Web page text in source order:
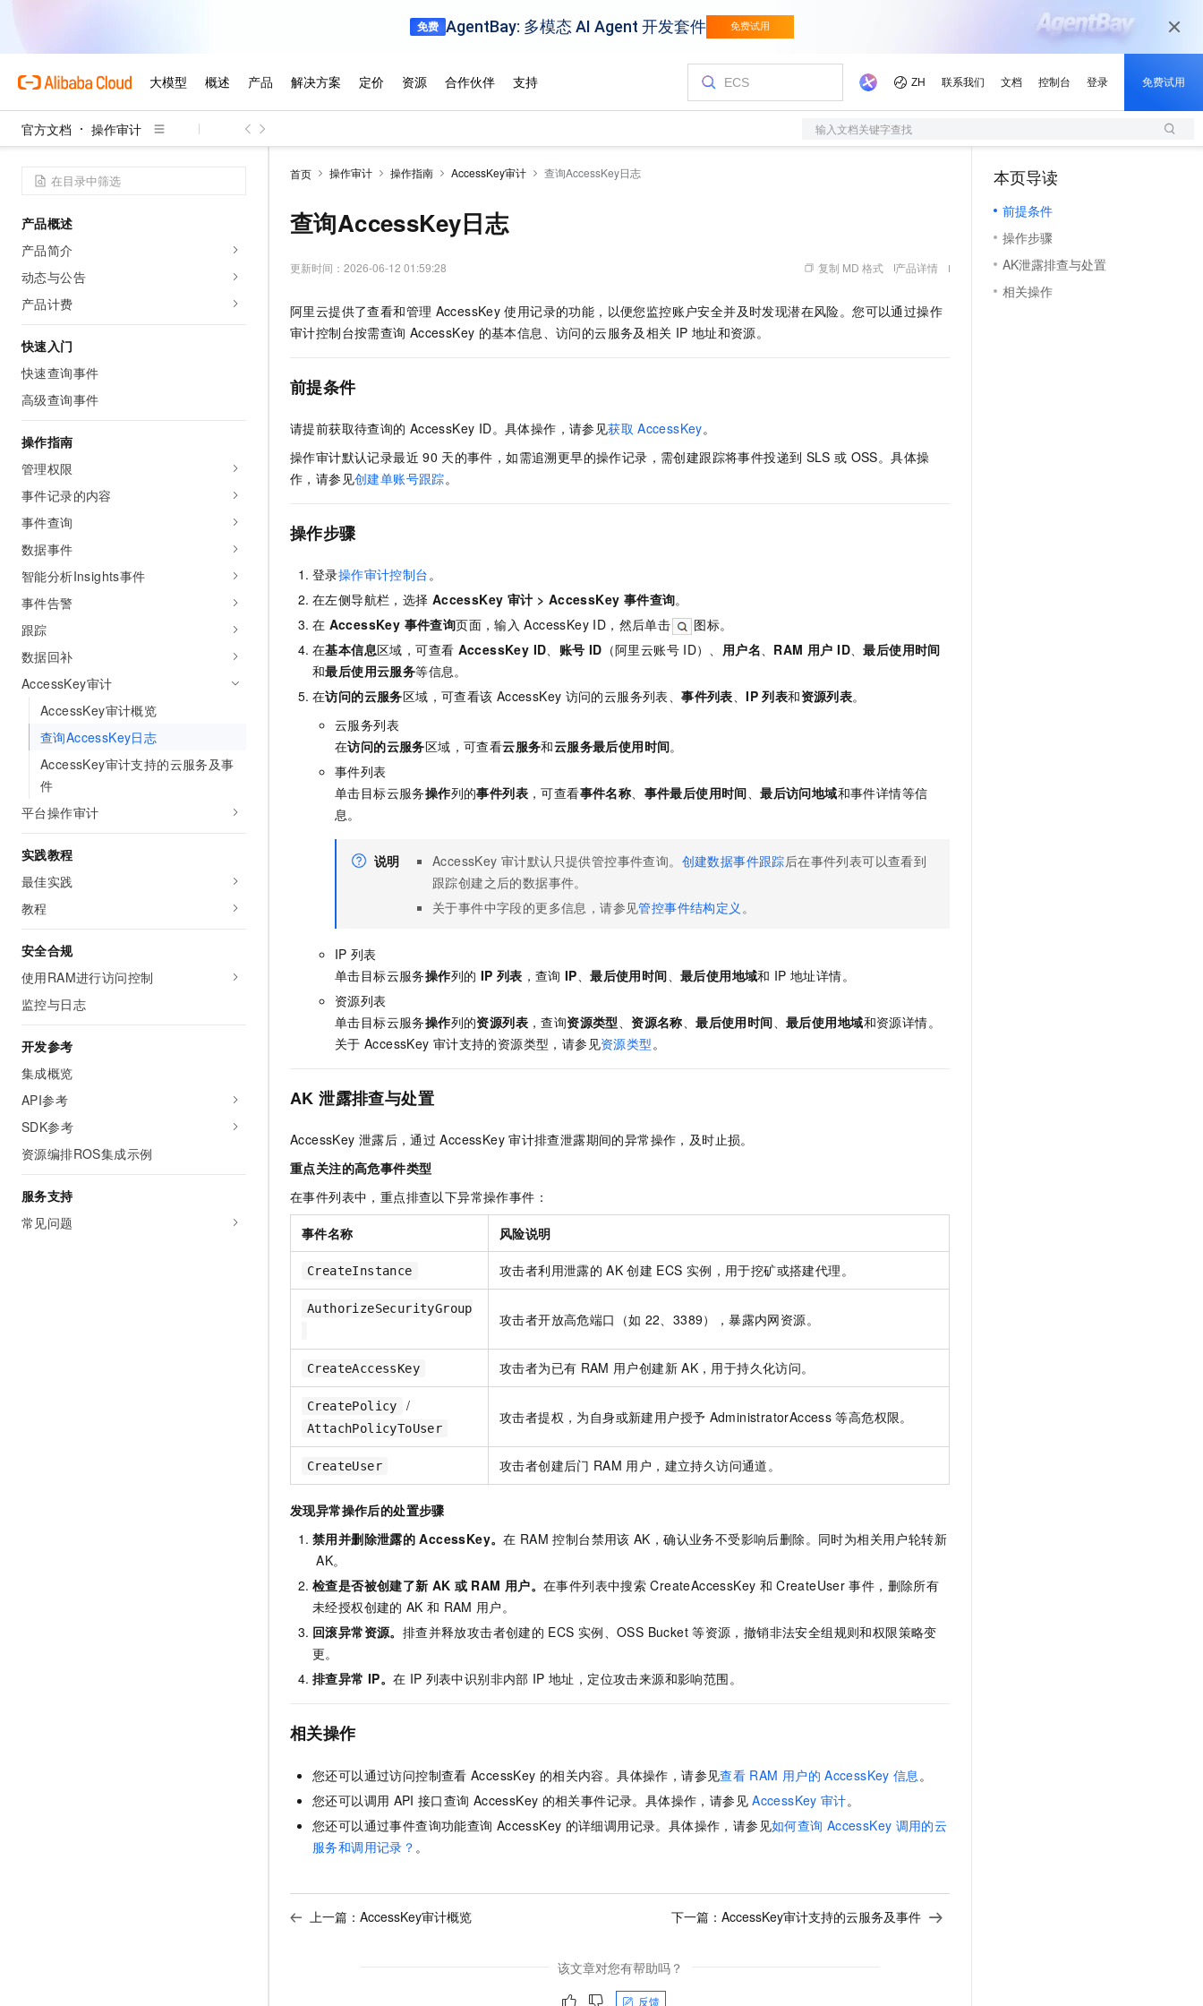
官方文档 操作审计 输入文档关键字查找
产品概述
产品简介
动态与公告
产品计费
快速入门
快速查询事件
高级查询事件
操作指南
管理权限
事件记录的内容
事件查询
数据事件
智能分析Insights事件
事件告警
跟踪
数据回补
AccessKey审计
AccessKey审计概览
查询AccessKey日志
AccessKey审计支持的云服务及事
件
平台操作审计
实践教程
最佳实践
教程
安全合规
使用RAM进行访问控制
监控与日志
开发参考
集成概览
API参考
SDK参考
资源编排ROS集成示例
服务支持
常见问题
首页 操作审计 操作指南 AccessKey审计 查询AccessKey日志
查询AccessKey日志
更新时间： 2026-06-12 01:59:28 复制 MD 格式 产品详情
阿里云提供了查看和管理 AccessKey 使用记录的功能，以便您监控账户安全并及时发现潜在风险。您可以通过操作
审计控制台按需查询 AccessKey 的基本信息、访问的云服务及相关 IP 地址和资源。
前提条件
请提前获取待查询的 AccessKey ID。具体操作，请参见获取 AccessKey。
操作审计默认记录最近 90 天的事件，如需追溯更早的操作记录，需创建跟踪将事件投递到 SLS 或 OSS。具体操
作，请参见创建单账号跟踪。
操作步骤
登录操作审计控制台。
在左侧导航栏，选择 AccessKey 审计 > AccessKey 事件查询。
在 AccessKey 事件查询页面，输入 AccessKey ID，然后单击
图标。
在基本信息区域，可查看 AccessKey ID、 账号 ID （阿里云账号 ID）、 用户名、 RAM 用户 ID、最后使用时间
和最后使用云服务等信息。
在访问的云服务区域，可查看该 AccessKey 访问的云服务列表、事件列表、IP 列表和资源列表。
云服务列表
在访问的云服务区域，可查看云服务和云服务最后使用时间。
事件列表
单击目标云服务操作列的事件列表 ，可查看事件名称、 事件最后使用时间、最后访问地域和事件详情等信
息。
说明 AccessKey 审计默认只提供管控事件查询。 创建数据事件跟踪后在事件列表可以查看到
跟踪创建之后的数据事件。
关于事件中字段的更多信息，请参见管控事件结构定义 。
IP 列表
单击目标云服务操作列的 IP 列表 ，查询 IP、最后使用时间、最后使用地域和 IP 地址详情。
资源列表
单击目标云服务操作列的资源列表 ，查询资源类型、资源名称、最后使用时间、最后使用地域和资源详情。
关于 AccessKey 审计支持的资源类型，请参见资源类型。
AK 泄露排查与处置
AccessKey 泄露后，通过 AccessKey 审计排查泄露期间的异常操作，及时止损。
重点关注的高危事件类型
在事件列表中，重点排查以下异常操作事件：
事件名称 风险说明
CreateInstance 攻击者利用泄露的 AK 创建 ECS 实例，用于挖矿或搭建代理。
AuthorizeSecurityGroup
攻击者开放高危端口（如 22、3389），暴露内网资源。
CreateAccessKey 攻击者为已有 RAM 用户创建新 AK，用于持久化访问。
CreatePolicy /
AttachPolicyToUser
攻击者提权，为自身或新建用户授予 AdministratorAccess 等高危权限。
CreateUser 攻击者创建后门 RAM 用户，建立持久访问通道。
发现异常操作后的处置步骤
禁用并删除泄露的 AccessKey。在 RAM 控制台禁用该 AK，确认业务不受影响后删除。同时为相关用户轮转新
AK。
检查是否被创建了新 AK 或 RAM 用户。 在事件列表中搜索 CreateAccessKey 和 CreateUser 事件，删除所有
未经授权创建的 AK 和 RAM 用户。
回滚异常资源。 排查并释放攻击者创建的 ECS 实例、OSS Bucket 等资源，撤销非法安全组规则和权限策略变
更。
排查异常 IP。 在 IP 列表中识别非内部 IP 地址，定位攻击来源和影响范围。
相关操作
您还可以通过访问控制查看 AccessKey 的相关内容。具体操作，请参见查看 RAM 用户的 AccessKey 信息 。
您还可以调用 API 接口查询 AccessKey 的相关事件记录。具体操作，请参见 AccessKey 审计。
您还可以通过事件查询功能查询 AccessKey 的详细调用记录。具体操作，请参见如何查询 AccessKey 调用的云
服务和调用记录？ 。
上一篇： AccessKey审计概览 下一篇： AccessKey审计支持的云服务及事件
该文章对您有帮助吗？
反馈
本页导读
前提条件
操作步骤
AK泄露排查与处置
相关操作